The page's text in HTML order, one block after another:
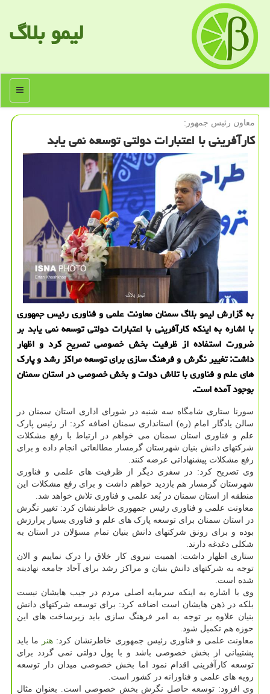
لیمو بلاگ
منو
معاون رئیس جمهور:
كارآفرینی با اعتبارات دولتی توسعه نمی یابد
به گزارش لیمو بلاگ سمنان معاونت علمی و فناوری رئیس جمهوری
با اشاره به اینکه کارآفرینی با اعتبارات دولتی توسعه نمی یابد بر
ضرورت استفاده از ظرفیت بخش خصوصی تصریح کرد و اظهار
داشت: تغییر نگرش و فرهنگ سازی برای توسعه مراکز رشد و پارک
های علم و فناوری با تلاش دولت و بخش خصوصی در استان سمنان
بوجود آمده است.
سورنا ستاری شامگاه سه شنبه در شورای اداری استان سمنان در
سالن یادگار امام (ره) استانداری سمنان اضافه کرد: از رئیس پارک
علم و فناوری استان سمنان می خواهم در ارتباط با رفع مشکلات
شرکتهای دانش بنیان شهرستان گرمسار مطالعاتی انجام داده و برای
رفع مشکلات پیشنهاداتی عرضه کنند.
وی تصریح کرد: در سفری دیگر از ظرفیت های علمی و فناوری
شهرستان گرمسار هم بازدید خواهم داشت و برای رفع مشکلات این
منطقه از استان سمنان در بُعد علمی و فناوری تلاش خواهد شد.
معاونت علمی و فناوری رئیس جمهوری خاطرنشان کرد: تغییر نگرش
در استان سمنان برای توسعه پارک های علم و فناوری بسیار پرارزش
بوده و برای رونق شرکتهای دانش بنیان تمام مسؤلان در استان به
شکلی دغدغه دارند.
ستاری اظهار داشت: اهمیت نیروی کار خلاق را درک نماییم و الان
توجه به شرکتهای دانش بنیان و مراکز رشد برای آحاد جامعه نهادینه
شده است.
وی با اشاره به اینکه سرمایه اصلی مردم در جیب هایشان نیست
بلکه در ذهن هایشان است اضافه کرد: برای توسعه شرکتهای دانش
بنیان علاوه بر توجه به امر فرهنگ سازی باید زیرساخت های این
حوزه هم تکمیل شود.
معاونت علمی و فناوری رئیس جمهوری خاطرنشان کرد: هنر
ما باید
پشتیبانی از بخش خصوصی باشد و با پول دولتی نمی گردد برای
توسعه کارآفرینی اقدام نمود اما بخش خصوصی میدان دار توسعه
رویه های علمی و فناورانه در کشور است.
وی افزود: توسعه حاصل نگرش بخش خصوصی است. بعنوان مثال